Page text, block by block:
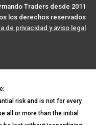
Traders desde 2011
los derechos reservados
de privacidad y aviso legal
risk and is not for every
all or more than the initial